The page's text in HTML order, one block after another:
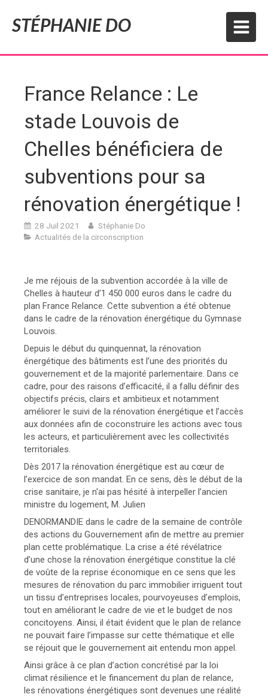
STÉPHANIE DO
France Relance : Le
stade Louvois de
Chelles bénéficiera de
subventions pour sa
rénovation énergétique !
28 Juil 2021
Stéphanie Do
Actualités de la circonscription
Je me réjouis de la subvention accordée à la ville de
Chelles à hauteur d’1 450 000 euros dans le cadre du
plan France Relance. Cette subvention a été obtenue
dans le cadre de la rénovation énergétique du Gymnase
Louvois.
Depuis le début du quinquennat, la rénovation
énergétique des bâtiments est l’une des priorités du
gouvernement et de la majorité parlementaire. Dans ce
cadre, pour des raisons d’efficacité, il a fallu définir des
objectifs précis, clairs et ambitieux et notamment
améliorer le suivi de la rénovation énergétique et l’accès
aux données afin de coconstruire les actions avec tous
les acteurs, et particulièrement avec les collectivités
territoriales.
Dès 2017 la rénovation énergétique est au cœur de
l’exercice de son mandat. En ce sens, dès le début de la
crise sanitaire, je n'ai pas hésité à interpeller l’ancien
ministre du logement, M. Julien
DENORMANDIE dans le cadre de la semaine de contrôle
des actions du Gouvernement afin de mettre au premier
plan cette problématique. La crise a été révélatrice
d’une chose la rénovation énergétique constitue la clé
de voûte de la reprise économique en ce sens que les
mesures de rénovation du parc immobilier irriguent tout
un tissu d’entreprises locales, pourvoyeuses d’emplois,
tout en améliorant le cadre de vie et le budget de nos
concitoyens. Ainsi, il était évident que le plan de relance
ne pouvait faire l’impasse sur cette thématique et elle
se réjouit que le gouvernement ait entendu mon appel.
Ainsi grâce à ce plan d’action concrétisé par la loi
climat résilience et le financement du plan de relance,
les rénovations énergétiques sont devenues une réalité